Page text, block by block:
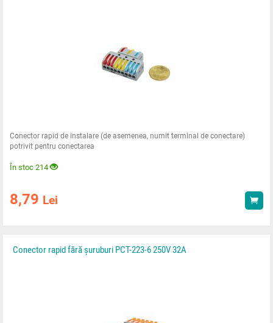
Conector rapid de instalare (de asemenea, numit terminal de conectare)
potrivit pentru conectarea
În stoc 214
8,79 Lei
Conector rapid fără șuruburi PCT-223-6 250V 32A